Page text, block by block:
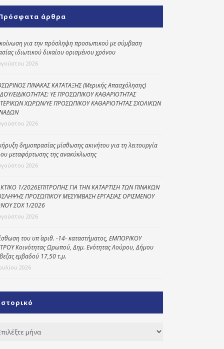
Κοινωνικό
παντοπωλείο
Kοινωνικό
φαρμακείο
Κέντρο Ημερήσιας
Φροντίδας
Ηλικιωμένων
(Κ.Η.Φ.Η.) Πρέβεζας
άρθρα
για την πρόσληψη προσωπικού με σύμβαση
ιδιωτικού δικαίου ορισμένου χρόνου
2026
ΠΙΝΑΚΑΣ ΚΑΤΑΤΑΞΗΣ (Μερικής Απασχόλησης)
ΕΙΔΙΚΟΤΗΤΑΣ: ΥΕ ΠΡΟΣΩΠΙΚΟΥ ΚΑΘΑΡΙΟΤΗΤΑΣ
ΧΩΡΩΝ/ΥΕ ΠΡΟΣΩΠΙΚΟΥ ΚΑΘΑΡΙΟΤΗΤΑΣ ΣΧΟΛΙΚΩΝ
2026
δημοπρασίας μίσθωσης ακινήτου για τη λειτουργία
μεταφόρτωσης της ανακύκλωσης
2026
1/2026ΕΠΙΤΡΟΠΗΣ ΓΙΑ ΤΗΝ ΚΑΤΑΡΤΙΣΗ ΤΩΝ ΠΙΝΑΚΩΝ
ΠΡΟΣΩΠΙΚΟΥ ΜΕΣΥΜΒΑΣΗ ΕΡΓΑΣΙΑΣ ΟΡΙΣΜΕΝΟΥ
ΣΟΧ 1/2026
2026
του υπ΄ αριθ. -14- καταστήματος, ΕΜΠΟΡΙΚΟΥ
Κοινότητας Ωρωπού, Δημ. Ενότητας Λούρου, Δήμου
εμβαδού 17,50 τ.μ.
2026